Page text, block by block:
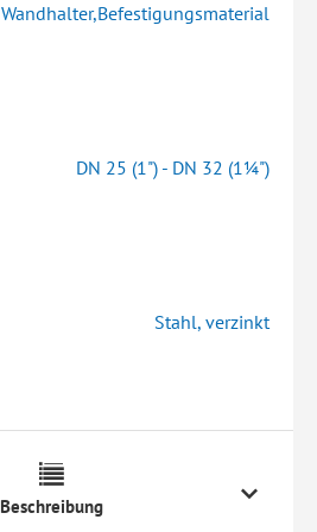
Wandhalter,Befestigungsmaterial
DN 25 (1") - DN 32 (1¼")
Stahl, verzinkt
Beschreibung